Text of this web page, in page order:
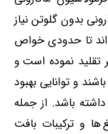
بدون گلوتن نیاز
تا حدودی خواص
تقلید نموده است و
و توانایی بهبود
باشد. از جمله
ها و ترکیبات بافت